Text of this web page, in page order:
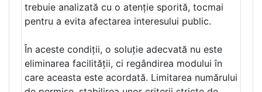
trebuie analizată cu o atenție sporită, tocmai
pentru a evita afectarea interesului public.
În aceste condiții, o soluție adecvată nu este
eliminarea facilității, ci regândirea modului în
care aceasta este acordată. Limitarea numărului